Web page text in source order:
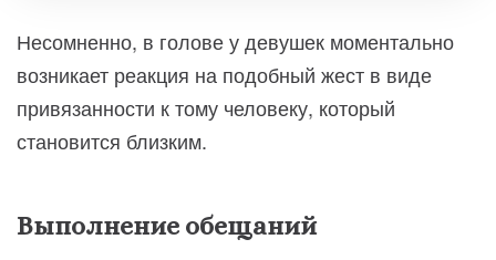
Несомненно, в голове у девушек моментально
возникает реакция на подобный жест в виде
привязанности к тому человеку, который
становится близким.
Выполнение обещаний